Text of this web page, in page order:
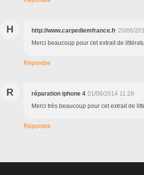
H http://www.carpediemfrance.fr 20/06/
Merci beaucoup pour cet extrait de
Répondre
R réparation iphone 4 01/06/2014 11:28
Merci très beaucoup pour cet extrait de
Répondre